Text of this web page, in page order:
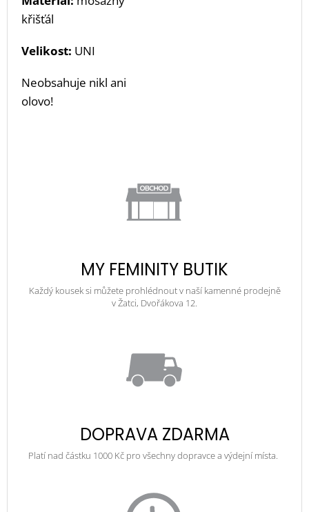
křišťál
Velikost: UNI
Neobsahuje nikl ani
olovo!
MY FEMINITY BUTIK
Každý kousek si můžete prohlédnout v naší kamenné prodejně
v Žatci, Dvořákova 12.
DOPRAVA ZDARMA
Platí nad částku 1000 Kč pro všechny dopravce a výdejní místa.